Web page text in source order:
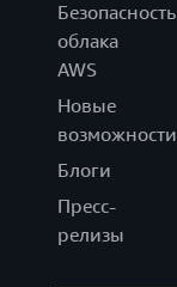
Безопасность
облака
AWS
Новые
возможности
Блоги
Пресс-
релизы